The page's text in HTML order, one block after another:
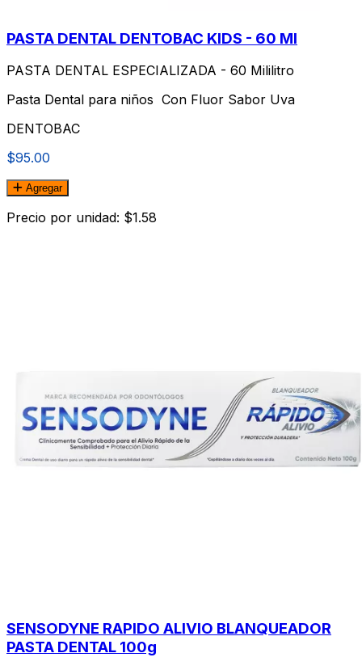
PASTA DENTAL DENTOBAC KIDS - 60 Ml
PASTA DENTAL ESPECIALIZADA - 60 Mililitro
Pasta Dental para niños Con Fluor Sabor Uva
DENTOBAC
$95.00
Agregar
Precio por unidad: $1.58
SENSODYNE RAPIDO ALIVIO BLANQUEADOR
PASTA DENTAL 100g